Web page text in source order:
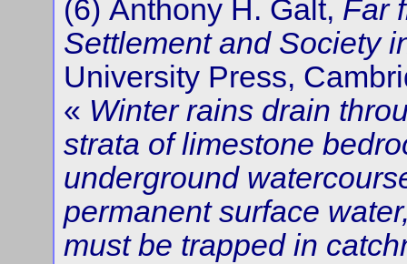
(6) Anthony H. Galt, Far
Settlement and Society
University Press,
« Winter rains drain
strata of limestone
underground
permanent surface
must be trapped in